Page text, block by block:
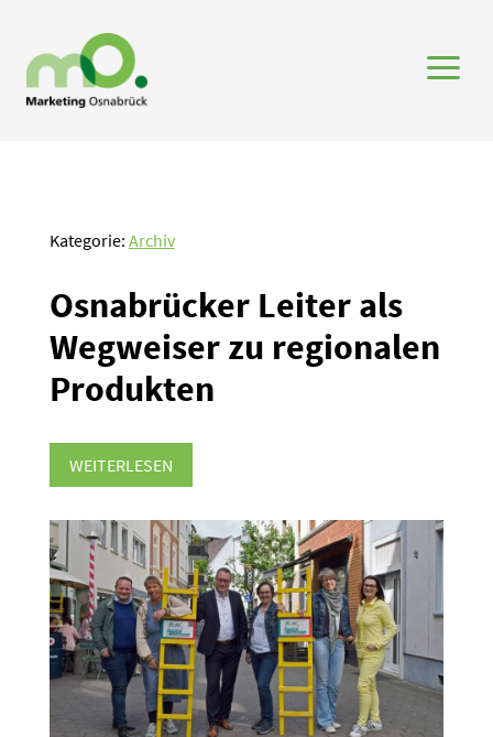
a
Kategorie: Archiv
Osnabrücker Leiter als
Wegweiser zu regio­nalen
Produkten
WEITERLESEN